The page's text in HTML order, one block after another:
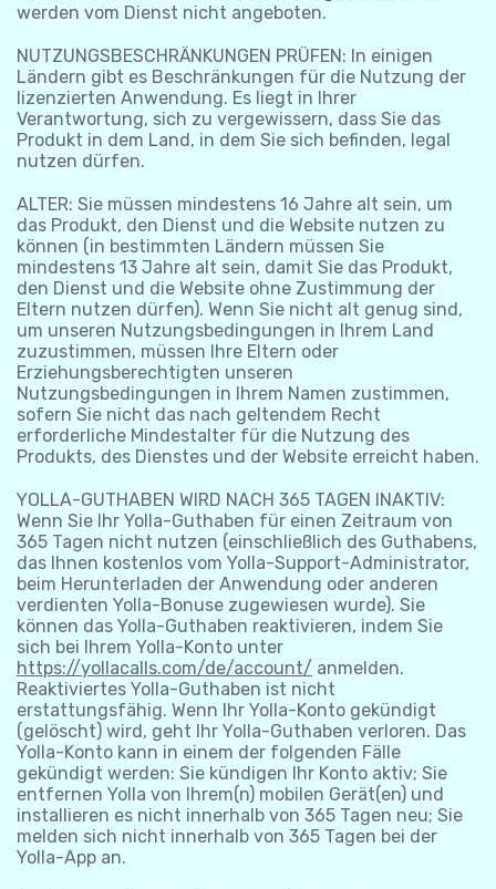
werden vom Dienst nicht angeboten.
NUTZUNGSBESCHRÄNKUNGEN PRÜFEN: In einigen
Ländern gibt es Beschränkungen für die Nutzung der
lizenzierten Anwendung. Es liegt in Ihrer
Verantwortung, sich zu vergewissern, dass Sie das
Produkt in dem Land, in dem Sie sich befinden, legal
nutzen dürfen.
ALTER: Sie müssen mindestens 16 Jahre alt sein, um
das Produkt, den Dienst und die Website nutzen zu
können (in bestimmten Ländern müssen Sie
mindestens 13 Jahre alt sein, damit Sie das Produkt,
den Dienst und die Website ohne Zustimmung der
Eltern nutzen dürfen). Wenn Sie nicht alt genug sind,
um unseren Nutzungsbedingungen in Ihrem Land
zuzustimmen, müssen Ihre Eltern oder
Erziehungsberechtigten unseren
Nutzungsbedingungen in Ihrem Namen zustimmen,
sofern Sie nicht das nach geltendem Recht
erforderliche Mindestalter für die Nutzung des
Produkts, des Dienstes und der Website erreicht haben.
YOLLA-GUTHABEN WIRD NACH 365 TAGEN INAKTIV:
Wenn Sie Ihr Yolla-Guthaben für einen Zeitraum von
365 Tagen nicht nutzen (einschließlich des Guthabens,
das Ihnen kostenlos vom Yolla-Support-Administrator,
beim Herunterladen der Anwendung oder anderen
verdienten Yolla-Bonuse zugewiesen wurde). Sie
können das Yolla-Guthaben reaktivieren, indem Sie
sich bei Ihrem Yolla-Konto unter
https://yollacalls.com/de/account/ anmelden.
Reaktiviertes Yolla-Guthaben ist nicht
erstattungsfähig. Wenn Ihr Yolla-Konto gekündigt
(gelöscht) wird, geht Ihr Yolla-Guthaben verloren. Das
Yolla-Konto kann in einem der folgenden Fälle
gekündigt werden: Sie kündigen Ihr Konto aktiv; Sie
entfernen Yolla von Ihrem(n) mobilen Gerät(en) und
installieren es nicht innerhalb von 365 Tagen neu; Sie
melden sich nicht innerhalb von 365 Tagen bei der
Yolla-App an.